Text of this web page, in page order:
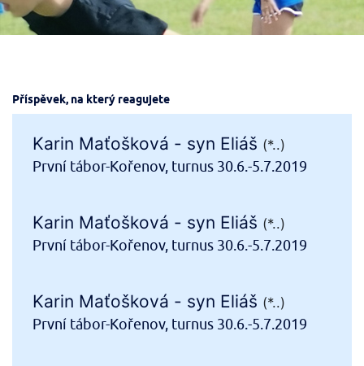
Příspěvek, na který reagujete
Karin Maťošková - syn Eliáš (*..)
První tábor-Kořenov, turnus 30.6.-5.7.2019
Karin Maťošková - syn Eliáš (*..)
První tábor-Kořenov, turnus 30.6.-5.7.2019
Karin Maťošková - syn Eliáš (*..)
První tábor-Kořenov, turnus 30.6.-5.7.2019